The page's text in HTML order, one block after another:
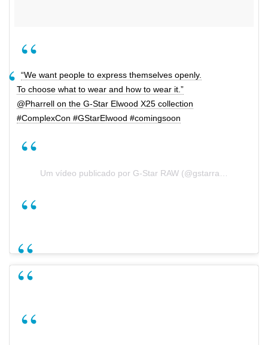
“We want people to express themselves openly.
To choose what to wear and how to wear it.”
@Pharrell on the G-Star Elwood X25 collection
#ComplexCon #GStarElwood #comingsoon
Um vídeo publicado por G-Star RAW (@gstarraw) a